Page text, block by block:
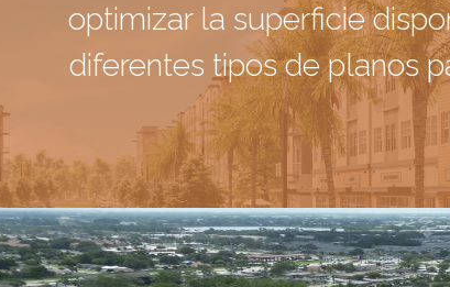
optimizar la superficie
diferentes tipos de planos